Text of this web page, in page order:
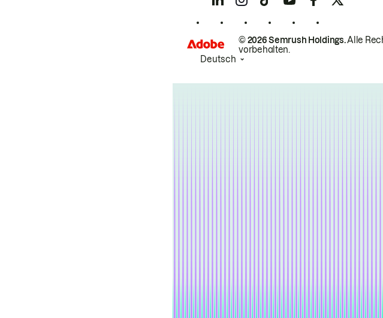
© 2026 Semrush Holdings.Alle
vorbehalten.
Deutsch